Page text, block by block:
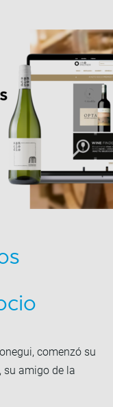
comenzó su
amigo de la